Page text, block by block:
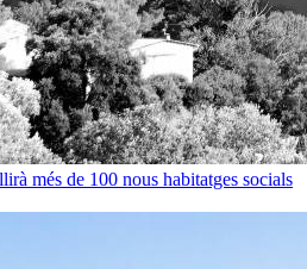
més de 100 nous habitatges socials